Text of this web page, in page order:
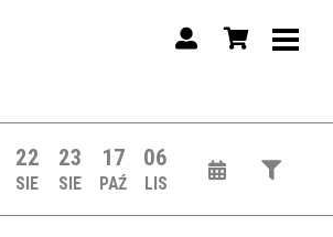
22
SIE
23
SIE
17
PAŹ
06
LIS